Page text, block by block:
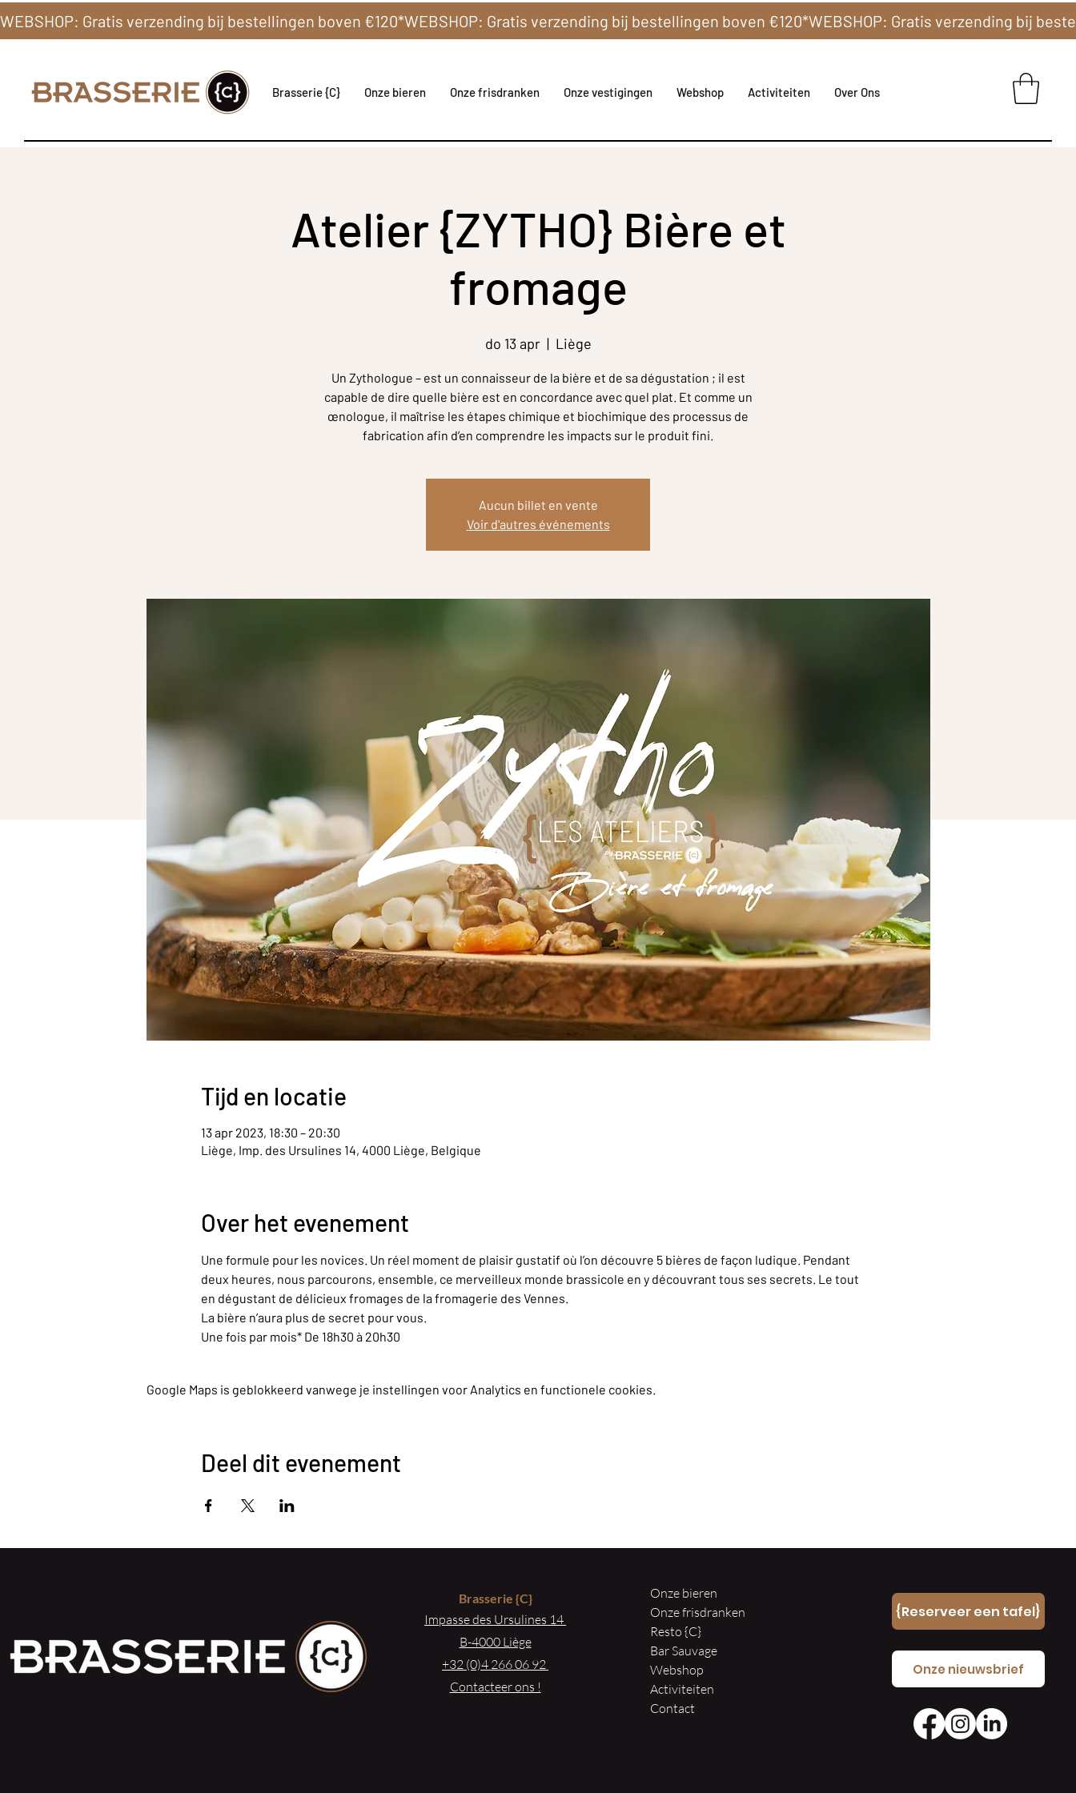
Brasserie {C} Onze bieren Onze frisdranken Onze vestigingen Webshop Activiteiten Over Ons
Atelier {ZYTHO} Bière et
fromage
do 13 apr
  |
Liège
Un Zythologue – est un connaisseur de la bière et de sa dégustation ; il est
capable de dire quelle bière est en concordance avec quel plat. Et comme un
œnologue, il maîtrise les étapes chimique et biochimique des processus de
fabrication afin d’en comprendre les impacts sur le produit fini.
Aucun billet en vente
Voir d'autres événements
Tijd en locatie
13 apr 2023, 18:30 – 20:30
Liège, Imp. des Ursulines 14, 4000 Liège, Belgique
Over het evenement
Une formule pour les novices. Un réel moment de plaisir gustatif où l’on découvre 5 bières de façon ludique. Pendant
deux heures, nous parcourons, ensemble, ce merveilleux monde brassicole en y découvrant tous ses secrets. Le tout
en dégustant de délicieux fromages de la fromagerie des Vennes.
La bière n’aura plus de secret pour vous.
Une fois par mois* De 18h30 à 20h30
Google Maps is geblokkeerd vanwege je instellingen voor Analytics en functionele cookies.
Deel dit evenement
Brasserie{C}
Impasse des Ursulines 14
B-4000 Liège
+32 (0)4 266 06 92
Contacteer ons !
Onze bieren
Onze frisdranken
Resto {C}
Bar Sauvage
Webshop
Activiteiten
Contact
{Reserveer een tafel}
Onze nieuwsbrief